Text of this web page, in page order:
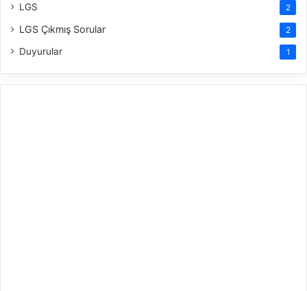
LGS 2
LGS Çıkmış Sorular 2
Duyurular 1